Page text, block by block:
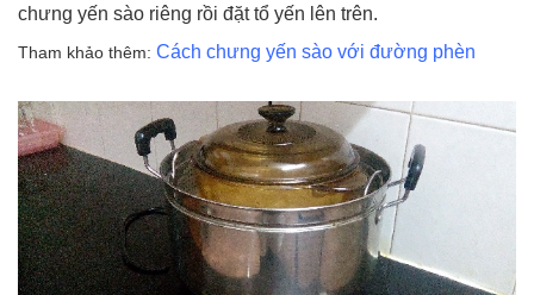
chưng yến sào riêng rồi đặt tổ yến lên trên.
Tham khảo thêm: Cách chưng yến sào với đường phèn